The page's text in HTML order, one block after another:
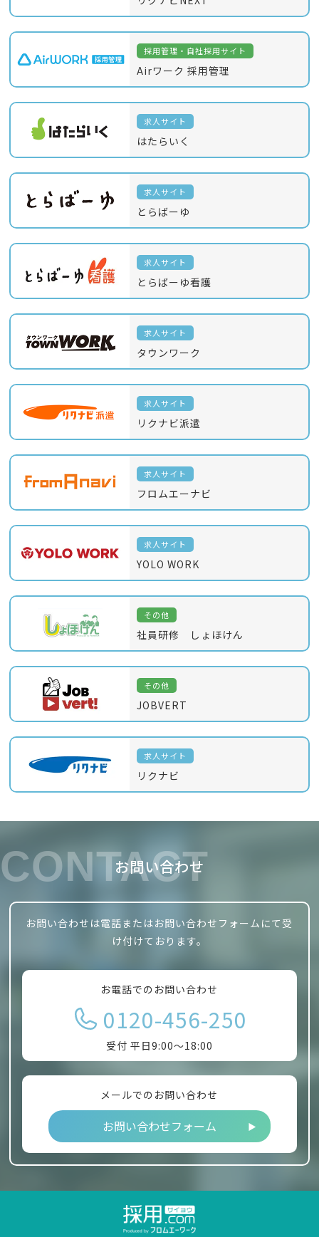
採用管理・自社採用サイト
Airワーク 採用管理
求人サイト
はたらいく
求人サイト
とらばーゆ
求人サイト
とらばーゆ看護
求人サイト
タウンワーク
求人サイト
リクナビ派遣
求人サイト
フロムエーナビ
求人サイト
YOLO WORK
その他
社員研修 しょほけん
その他
JOBVERT
求人サイト
リクナビ
お問い合わせ
CONTACT
お問い合わせは電話またはお問い合わせフォームにて受
け付けております。
お電話でのお問い合わせ
0120-456-250
受付 平日9:00～18:00
メールでのお問い合わせ
お問い合わせフォーム